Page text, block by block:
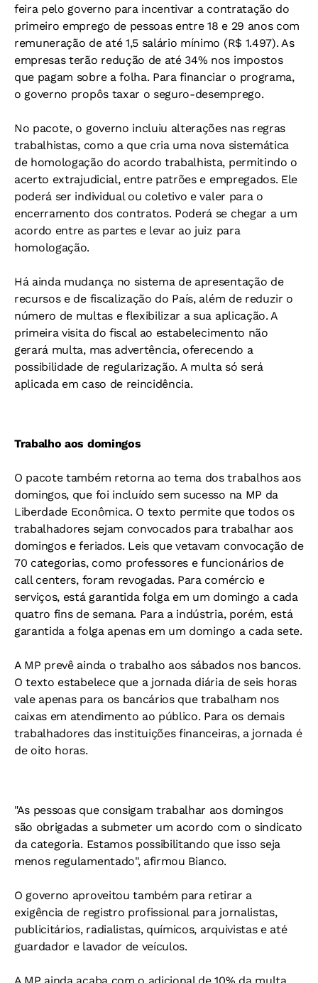
feira pelo governo para incentivar a contratação do
primeiro emprego de pessoas entre 18 e 29 anos com
remuneração de até 1,5 salário mínimo (R$ 1.497). As
empresas terão redução de até 34% nos impostos
que pagam sobre a folha. Para financiar o programa,
o governo propôs taxar o seguro-desemprego.
No pacote, o governo incluiu alterações nas regras
trabalhistas, como a que cria uma nova sistemática
de homologação do acordo trabalhista, permitindo o
acerto extrajudicial, entre patrões e empregados. Ele
poderá ser individual ou coletivo e valer para o
encerramento dos contratos. Poderá se chegar a um
acordo entre as partes e levar ao juiz para
homologação.
Há ainda mudança no sistema de apresentação de
recursos e de fiscalização do País, além de reduzir o
número de multas e flexibilizar a sua aplicação. A
primeira visita do fiscal ao estabelecimento não
gerará multa, mas advertência, oferecendo a
possibilidade de regularização. A multa só será
aplicada em caso de reincidência.
Trabalho aos domingos
O pacote também retorna ao tema dos trabalhos aos
domingos, que foi incluído sem sucesso na MP da
Liberdade Econômica. O texto permite que todos os
trabalhadores sejam convocados para trabalhar aos
domingos e feriados. Leis que vetavam convocação de
70 categorias, como professores e funcionários de
call centers, foram revogadas. Para comércio e
serviços, está garantida folga em um domingo a cada
quatro fins de semana. Para a indústria, porém, está
garantida a folga apenas em um domingo a cada sete.
A MP prevê ainda o trabalho aos sábados nos bancos.
O texto estabelece que a jornada diária de seis horas
vale apenas para os bancários que trabalham nos
caixas em atendimento ao público. Para os demais
trabalhadores das instituições financeiras, a jornada é
de oito horas.
"As pessoas que consigam trabalhar aos domingos
são obrigadas a submeter um acordo com o sindicato
da categoria. Estamos possibilitando que isso seja
menos regulamentado", afirmou Bianco.
O governo aproveitou também para retirar a
exigência de registro profissional para jornalistas,
publicitários, radialistas, químicos, arquivistas e até
guardador e lavador de veículos.